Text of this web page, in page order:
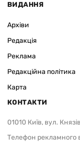
ВИДАННЯ
Архіви
Редакція
Реклама
Редакційна політика
Карта
КОНТАКТИ
01010 Київ, вул.
Телефон рекламного